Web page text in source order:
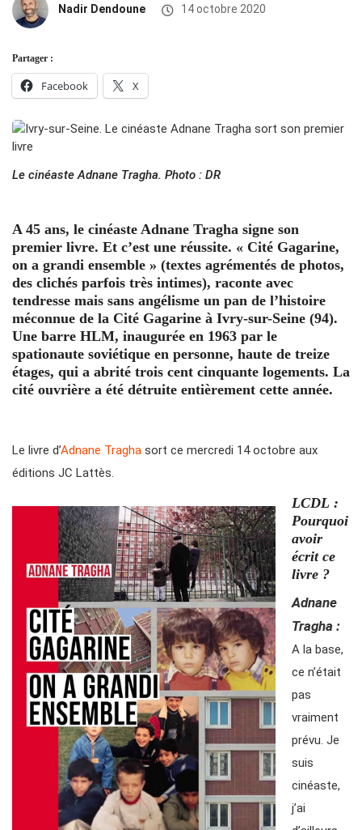
Nadir Dendoune 14 octobre 2020
Partager :
Facebook X
Le cinéaste Adnane Tragha. Photo : DR
A 45 ans, le cinéaste Adnane Tragha signe son
premier livre. Et c’est une réussite. « Cité Gagarine,
on a grandi ensemble » (textes agrémentés de photos,
des clichés parfois très intimes), raconte avec
tendresse mais sans angélisme un pan de l’histoire
méconnue de la Cité Gagarine à Ivry-sur-Seine (94).
Une barre HLM, inaugurée en 1963 par le
spationaute soviétique en personne, haute de treize
étages, qui a abrité trois cent cinquante logements. La
cité ouvrière a été détruite entièrement cette année.
Le livre d’Adnane Tragha sort ce mercredi 14 octobre aux
éditions JC Lattès.
LCDL :
Pourquoi
avoir
écrit ce
livre ?
Adnane
Tragha :
A la base,
ce n’était
pas
vraiment
prévu. Je
suis
cinéaste,
j’ai